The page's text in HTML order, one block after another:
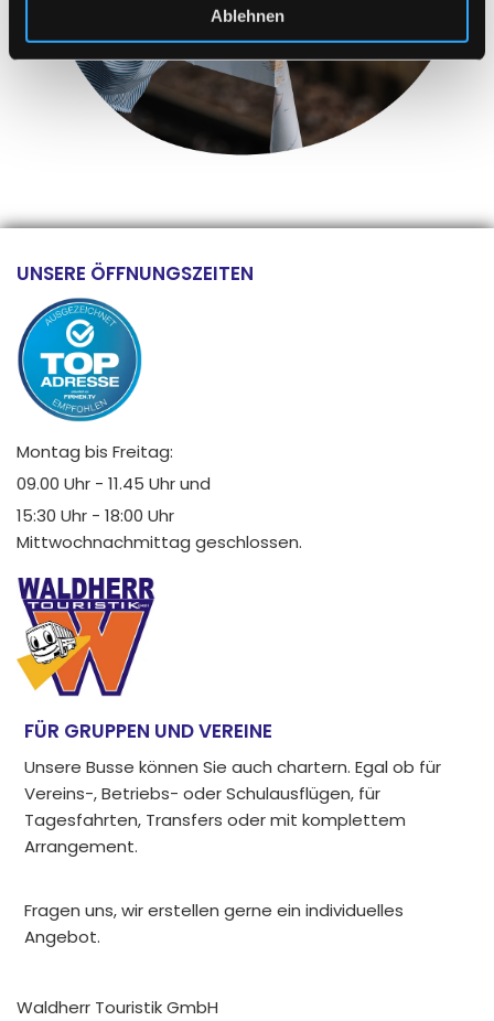
Ablehnen
UNSERE ÖFFNUNGSZEITEN
Montag bis Freitag:
09.00 Uhr - 11.45 Uhr und
15:30 Uhr - 18:00 Uhr
Mittwochnachmittag geschlossen.
FÜR GRUPPEN UND VEREINE
Unsere Busse können Sie auch chartern. Egal ob für
Vereins-, Betriebs- oder Schulausflügen, für
Tagesfahrten, Transfers oder mit komplettem
Arrangement.
Fragen uns, wir erstellen gerne ein individuelles
Angebot.
Waldherr Touristik GmbH